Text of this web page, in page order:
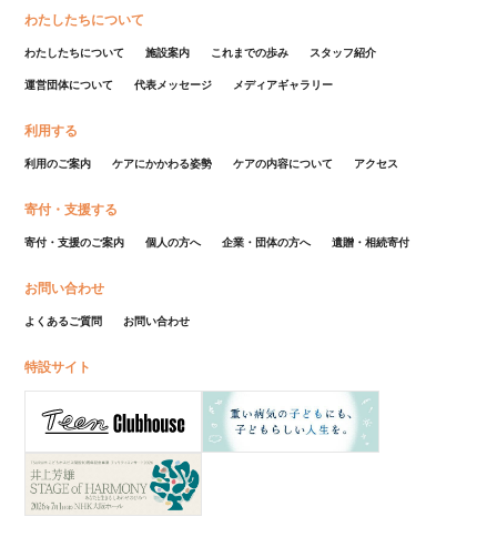
わたしたちについて
わたしたちについて 施設案内 これまでの歩み スタッフ紹介
運営団体について 代表メッセージ メディアギャラリー
利用する
利用のご案内 ケアにかかわる姿勢 ケアの内容について アクセス
寄付・支援する
寄付・支援のご案内 個人の方へ 企業・団体の方へ 遺贈・相続寄付
お問い合わせ
よくあるご質問 お問い合わせ
特設サイト